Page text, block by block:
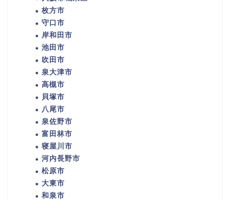
枚方市
守口市
岸和田市
池田市
吹田市
泉大津市
高槻市
貝塚市
八尾市
泉佐野市
富田林市
寝屋川市
河内長野市
松原市
大東市
和泉市